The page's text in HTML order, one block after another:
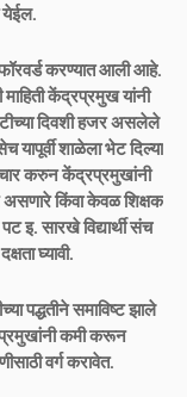
येईल.
करण्यात आली आहे.
केंद्रप्रमुख यांनी
दिवशी हजर असलेले
यापूर्वी शाळेला भेट दिल्या
करुन केंद्रप्रमुखांनी
असणारे किंवा केवळ शिक्षक
इ. सारखे विद्यार्थी संच
घ्यावी.
पद्धतीने समाविष्ट झाले
कमी करून
वर्ग करावेत.